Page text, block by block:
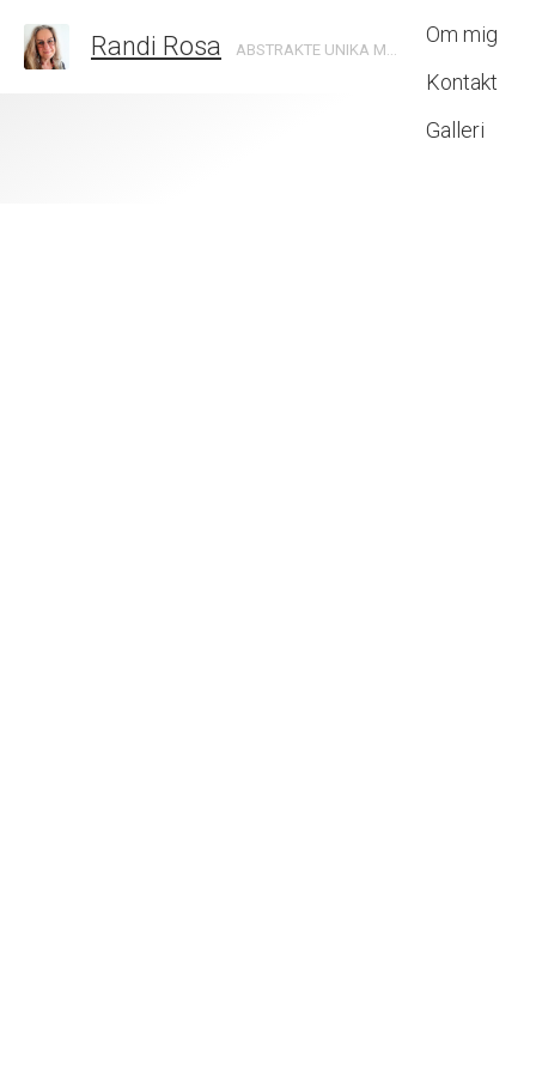
Randi Rosa ABSTRAKTE UNIKA MALERIER SKABT MED INTUITION
Om mig
Kontakt
Galleri